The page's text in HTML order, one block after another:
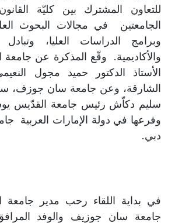
للتعاون المشترك بين كليّة
الجامعتين في مجالات البحوث
وبرامج الدراسات العليا، وتبادل
والأكاديمية. وقّع المذكرة عن جامعة
الأستاذ الدكتور حميد مجول
الشارقة، وعن جامعة سان جوزف،
سليم دكاّش رئيس جامعة القدّيس
وفرعها في دولة الإمارات العربية
دبي.
في بداية اللقاء رحب مدير جامعة
جامعة سان جوزيف والوفد